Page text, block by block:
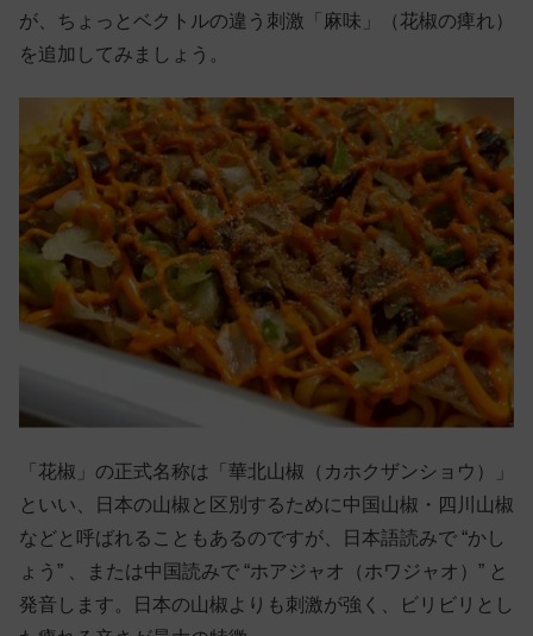
が、ちょっとベクトルの違う刺激「麻味」（花椒の痺れ）
を追加してみましょう。
「花椒」の正式名称は「華北山椒（カホクザンショウ）」
といい、日本の山椒と区別するために中国山椒・四川山椒
などと呼ばれることもあるのですが、日本語読みで “かし
ょう” 、または中国読みで “ホアジャオ（ホワジャオ）” と
発音します。日本の山椒よりも刺激が強く、ビリビリとし